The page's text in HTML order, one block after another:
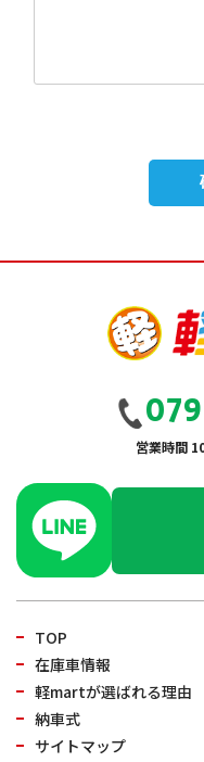
営業時間
TOP
在庫車情報
軽martが選ばれる理由
納車式
サイトマップ